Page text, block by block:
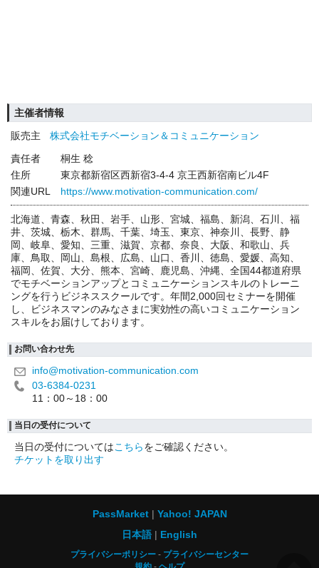
主催者情報
販売主
株式会社モチベーション＆コミュニケーション
責任者
桐生 稔
住所
東京都新宿区西新宿3-4-4 京王西新宿南ビル4F
関連URL
https://www.motivation-communication.com/
北海道、青森、秋田、岩手、山形、宮城、福島、新潟、石川、福
井、茨城、栃木、群馬、千葉、埼玉、東京、神奈川、長野、静
岡、岐阜、愛知、三重、滋賀、京都、奈良、大阪、和歌山、兵
庫、鳥取、岡山、島根、広島、山口、香川、徳島、愛媛、高知、
福岡、佐賀、大分、熊本、宮崎、鹿児島、沖縄、全国44都道府県
でモチベーションアップとコミュニケーションスキルのトレーニ
ングを行うビジネススクールです。年間2,000回セミナーを開催
し、ビジネスマンのみなさまに実効性の高いコミュニケーション
スキルをお届けしております。
お問い合わせ先
info@motivation-communication.com
03-6384-0231
11：00～18：00
当日の受付について
当日の受付についてはこちらをご確認ください。
チケットを取り出す
PassMarket
Yahoo! JAPAN
日本語
English
プライバシーポリシー
プライバシーセンター